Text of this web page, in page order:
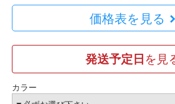
価格表を見る
発送予定日 を見
カラー